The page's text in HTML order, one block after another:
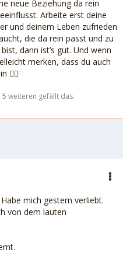
neue Beziehung da rein
Arbeite erst deine
und deinem Leben zufrieden
die da rein passt und zu
dann ist’s gut. Und wenn
merken, dass du auch
🤷‍♀️
weiteren gefällt das.
mich gestern verliebt.
von dem lauten